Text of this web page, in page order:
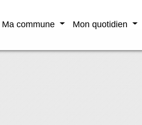
Ma commune Mon quotidien